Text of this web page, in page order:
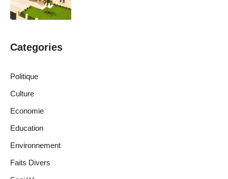
Categories
Politique
Culture
Economie
Education
Environnement
Faits Divers